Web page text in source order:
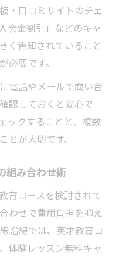
・口コミサイトのチェ
会金割引」などのキャ
く告知されていること
必要です。
電話やメールで問い合
認しておくと安心で
ックすることと、複数
とが大切です。
組み合わせ術
育コースを検討されて
わせで費用負担を抑え
沿線では、英才教育コ
体験レッスン無料キャ